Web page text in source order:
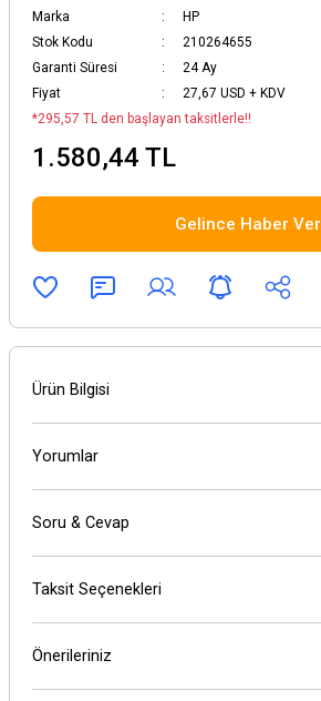
Marka
HP
Stok Kodu
210264655
Garanti Süresi
24 Ay
Fiyat
27,67 USD + KDV
*295,57 TL den başlayan taksitlerle!!
1.580,44 TL
Gelince Haber Ver
Ürün Bilgisi
Yorumlar
Soru & Cevap
Taksit Seçenekleri
Önerileriniz